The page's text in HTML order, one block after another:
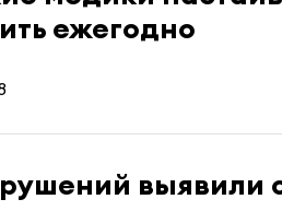
ежегодно
выявили